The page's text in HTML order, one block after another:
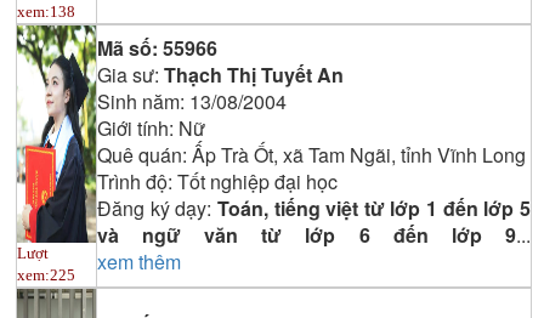
xem:138
Lượt
xem:225
Mã số: 55966
Gia sư: Thạch Thị Tuyết An
Sinh năm: 13/08/2004
Giới tính: Nữ
Quê quán: Ấp Trà Ốt, xã Tam Ngãi, tỉnh Vĩnh Long
Trình độ: Tốt nghiệp đại học
Đăng ký dạy: Toán, tiếng việt từ lớp 1 đến lớp 5
và ngữ văn từ lớp 6 đến lớp 9...
xem thêm